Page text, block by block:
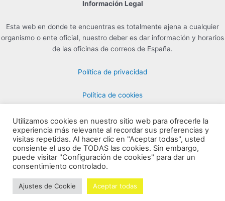
Información Legal
Esta web en donde te encuentras es totalmente ajena a cualquier
organismo o ente oficial, nuestro deber es dar información y horarios
de las oficinas de correos de España.
Política de privacidad
Política de cookies
Contacto para Publicidad en info@horarioscorreos.com
Copyright © 2026 Horarios de las Oficinas de Correos | Creada por
horarioscorreos.com
Utilizamos cookies en nuestro sitio web para ofrecerle la
experiencia más relevante al recordar sus preferencias y
visitas repetidas. Al hacer clic en "Aceptar todas", usted
consiente el uso de TODAS las cookies. Sin embargo,
puede visitar "Configuración de cookies" para dar un
consentimiento controlado.
Ajustes de Cookie Aceptar todas